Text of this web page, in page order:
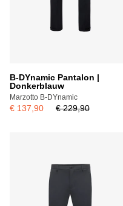
B-DYnamic Pantalon |
Donkerblauw
Marzotto B-DYnamic
€ 137,90 € 229,90